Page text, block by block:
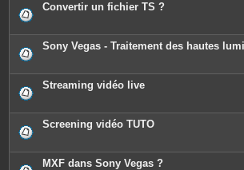
Convertir un fichier TS ?
Sony Vegas - Traitement des hautes
Streaming vidéo live
Screening vidéo TUTO
MXF dans Sony Vegas ?